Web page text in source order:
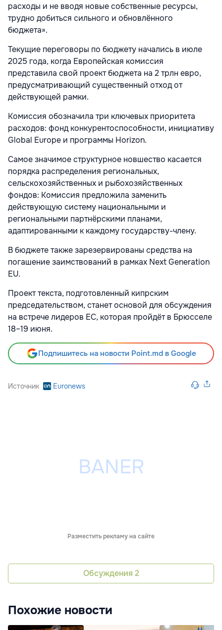
расходы и не вводя новые собственные ресурсы,
трудно добиться сильного и обновлённого
бюджета».
Текущие переговоры по бюджету начались в июле
2025 года, когда Европейская комиссия
представила свой проект бюджета на 2 трлн евро,
предусматривающий существенный отход от
действующей рамки.
Комиссия обозначила три ключевых приоритета
расходов: фонд конкурентоспособности, инициативу
Global Europe и программы Horizon.
Самое значимое структурное новшество касается
порядка распределения региональных,
сельскохозяйственных и рыбохозяйственных
фондов: Комиссия предложила заменить
действующую систему национальными и
региональными партнёрскими планами,
адаптированными к каждому государству-члену.
В бюджете также зарезервированы средства на
погашение заимствований в рамках Next Generation
EU.
Проект текста, подготовленный кипрским
председательством, станет основой для обсуждения
на встрече лидеров ЕС, которая пройдёт в Брюсселе
18–19 июня.
Подпишитесь на новости Point.md в Google
Источник Euronews
Разместить рекламу на сайте
Обсуждения 2
Похожие новости